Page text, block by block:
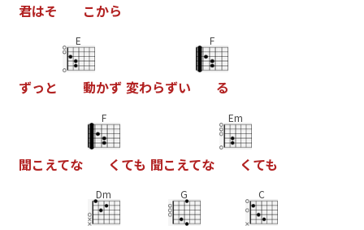
君はそ こから
ずっ と
E
動かず 変わらずい
F
る
聞こえてな
F
く ても 聞こえてな
Em
く ても
Dm G C